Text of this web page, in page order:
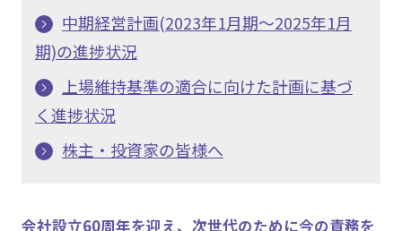
中期経営計画(2023年1月期～2025年1月
期)の進捗状況
上場維持基準の適合に向けた計画に基づ
く進捗状況
株主・投資家の皆様へ
会社設立60周年を迎え、次世代のために今の責務を